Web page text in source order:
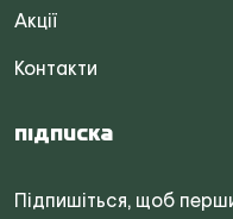
Акції
Контакти
Підписка
Підпишіться, щоб